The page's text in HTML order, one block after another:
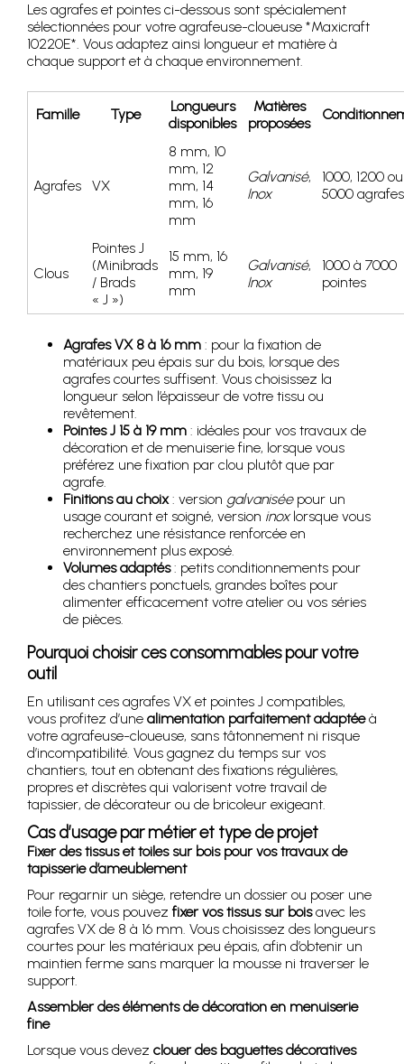
Les agrafes et pointes ci-dessous sont spécialement
sélectionnées pour votre agrafeuse-cloueuse *Maxicraft
10220E*. Vous adaptez ainsi longueur et matière à
chaque support et à chaque environnement.
Famille Type
Longueurs
disponibles
Matières
proposées
Agrafes VX
8 mm, 10
mm, 12
mm, 14
mm, 16
mm
Galvanisé,
Inox
1000, 1200 ou
5000 agrafes
Clous
Pointes J
(Minibrads
/ Brads
« J »)
15 mm, 16
mm, 19
mm
Galvanisé,
Inox
1000 à 7000
pointes
Agrafes VX 8 à 16 mm : pour la fixation de
matériaux peu épais sur du bois, lorsque des
agrafes courtes suffisent. Vous choisissez la
longueur selon l’épaisseur de votre tissu ou
revêtement.
Pointes J 15 à 19 mm : idéales pour vos travaux de
décoration et de menuiserie fine, lorsque vous
préférez une fixation par clou plutôt que par
agrafe.
Finitions au choix: version galvaniséepour un
usage courant et soigné, version inoxlorsque vous
recherchez une résistance renforcée en
environnement plus exposé.
Volumes adaptés: petits conditionnements pour
des chantiers ponctuels, grandes boîtes pour
alimenter efficacement votre atelier ou vos séries
de pièces.
Pourquoi choisir ces consommables pour votre
outil
En utilisant ces agrafes VX et pointes J compatibles,
vous profitez d’une alimentation parfaitement adaptéeà
votre agrafeuse-cloueuse, sans tâtonnement ni risque
d’incompatibilité. Vous gagnez du temps sur vos
chantiers, tout en obtenant des fixations régulières,
propres et discrètes qui valorisent votre travail de
tapissier, de décorateur ou de bricoleur exigeant.
Cas d’usage par métier et type de projet
Fixer des tissus et toiles sur bois pour vos travaux de
tapisserie d’ameublement
Pour regarnir un siège, retendre un dossier ou poser une
toile forte, vous pouvez fixer vos tissus sur boisavec les
agrafes VX de 8 à 16 mm. Vous choisissez des longueurs
courtes pour les matériaux peu épais, afin d’obtenir un
maintien ferme sans marquer la mousse ni traverser le
support.
Assembler des éléments de décoration en menuiserie
fine
Lorsque vous devez clouer des baguettes décoratives